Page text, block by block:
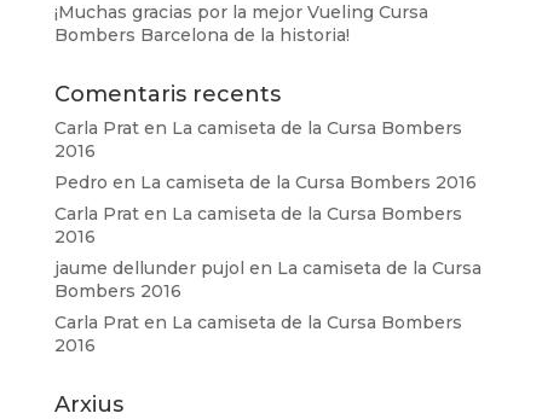
¡Muchas gracias por la mejor Vueling Cursa
Bombers Barcelona de la historia!
Comentaris recents
Carla Praten La camiseta de la Cursa Bombers
2016
Pedro en La camiseta de la Cursa Bombers 2016
Carla Praten La camiseta de la Cursa Bombers
2016
jaume dellunder pujol en La camiseta de la Cursa
Bombers 2016
Carla Praten La camiseta de la Cursa Bombers
2016
Arxius